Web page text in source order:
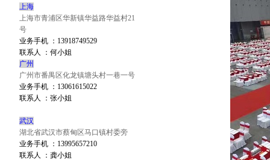
上海
上海市青浦区华新镇华益路华益村21
号
业务手机：13918749529
联系人
：何小姐
广州
广州市番禺区化龙镇塘头村一巷一号
业务手机： 13061615022
联系人
：张小姐
武汉
湖北省武汉市蔡甸区马口镇村委旁
业务手机：13995657210
联系人
：龚小姐